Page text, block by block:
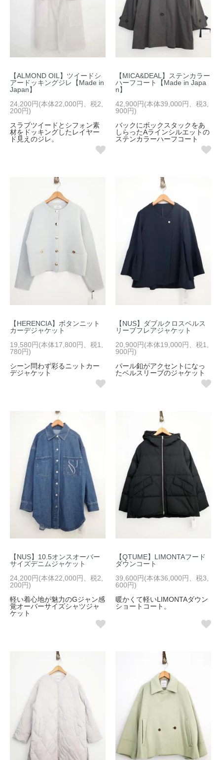
【ALMOND OIL】ツイードシ
アードッキングジレ【Made in
Japan】
24,200円(本体22,000円、税2,
200円)
スラブツイードとシフォン素
材をドッキングしたレイヤー
ド見えのジレ。
【MICA&DEAL】ステンカラー
ハーフコート【Made in Japa
n】
42,900円(本体39,000円、税3,
900円)
バックにボックスタックをあ
しらったAラインシルエットの
ステンカラーハーフコート
【HERENCIA】ボタンニット
カーデジャケット
19,580円(本体17,800円、税1,
780円)
シーン問わず彩るニットカー
デジャケット
【NUS】ダブルクロスベルス
リーブフレアジャケット
20,900円(本体19,000円、税1,
900円)
パール釦がアクセントになっ
たベルスリーブのジャケット
【NUS】10.5オンスオーバー
サイズデニムジャケット
24,200円(本体22,000円、税2,
200円)
軽い着心地が魅力のGジャン感
覚オーバーサイズシャツジャ
ケット
【QTUME】LIMONTAフード
ダウンコート
39,600円(本体36,000円、税3,
600円)
暖かくて軽いLIMONTAダウン
ショートコート。